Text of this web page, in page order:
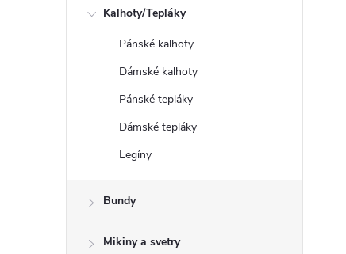
Kalhoty/Tepláky
Pánské kalhoty
Dámské kalhoty
Pánské tepláky
Dámské tepláky
Legíny
Bundy
Mikiny a svetry